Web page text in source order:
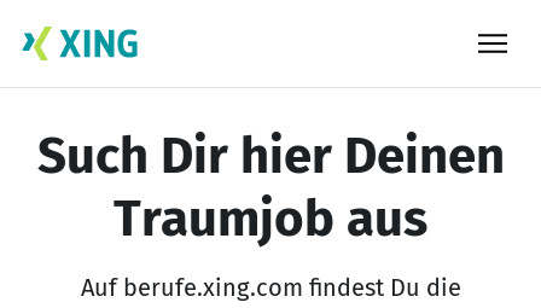
Such Dir hier Deinen
Traumjob aus
Auf berufe.xing.com findest Du die